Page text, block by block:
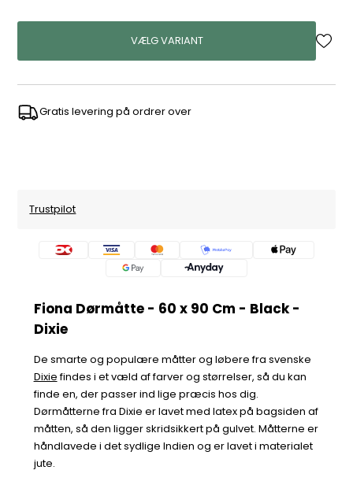
VÆLG VARIANT
Gratis levering på ordrer over
Trustpilot
Fiona Dørmåtte - 60 x 90 Cm - Black -
Dixie
De smarte og populære måtter og løbere fra svenske
Dixiefindes i et væld af farver og størrelser, så du kan
finde en, der passer ind lige præcis hos dig.
Dørmåtterne fra Dixie er lavet med latex på bagsiden af
måtten, så den ligger skridsikkert på gulvet. Måtterne er
håndlavede i det sydlige Indien og er lavet i materialet
jute.